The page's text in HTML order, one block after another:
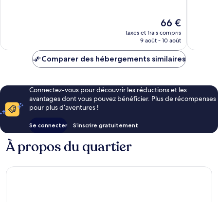
Le
nouveau
prix
de
66 €
taxes et frais compris
9 août - 10 août
Comparer des hébergements similaires
Connectez-vous pour découvrir les réductions et les
avantages dont vous pouvez bénéficier. Plus de récompenses
pour plus d’aventures !
Se connecter S’inscrire gratuitement
À propos du quartier